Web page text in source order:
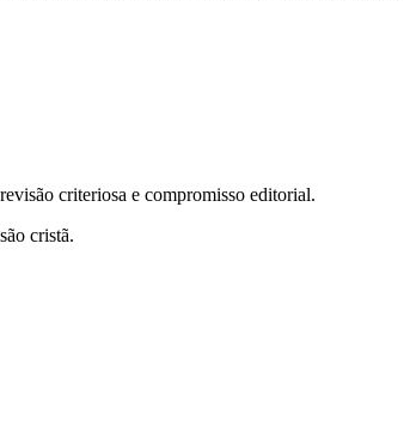
criteriosa e compromisso editorial.
cristã.